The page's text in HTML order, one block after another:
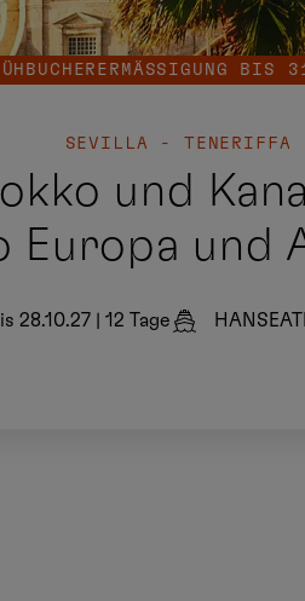
SEVILLA - TENERIFFA
und
Europa und
28.10.27 12 Tage